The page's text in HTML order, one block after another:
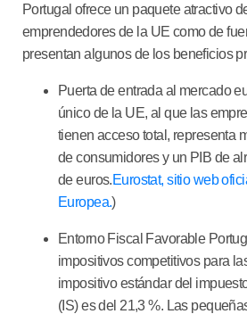
Portugal ofrece un paquete atractivo
emprendedores de la UE como de
presentan algunos de los beneficios
Puerta de entrada al mercado
único de la UE, al que las
tienen acceso total, representa
de consumidores y un PIB de
de euros.Eurostat, sitio web
Europea.)
Entorno Fiscal Favorable
impositivos competitivos para
impositivo estándar del
(IS) es del 21,3 %. Las